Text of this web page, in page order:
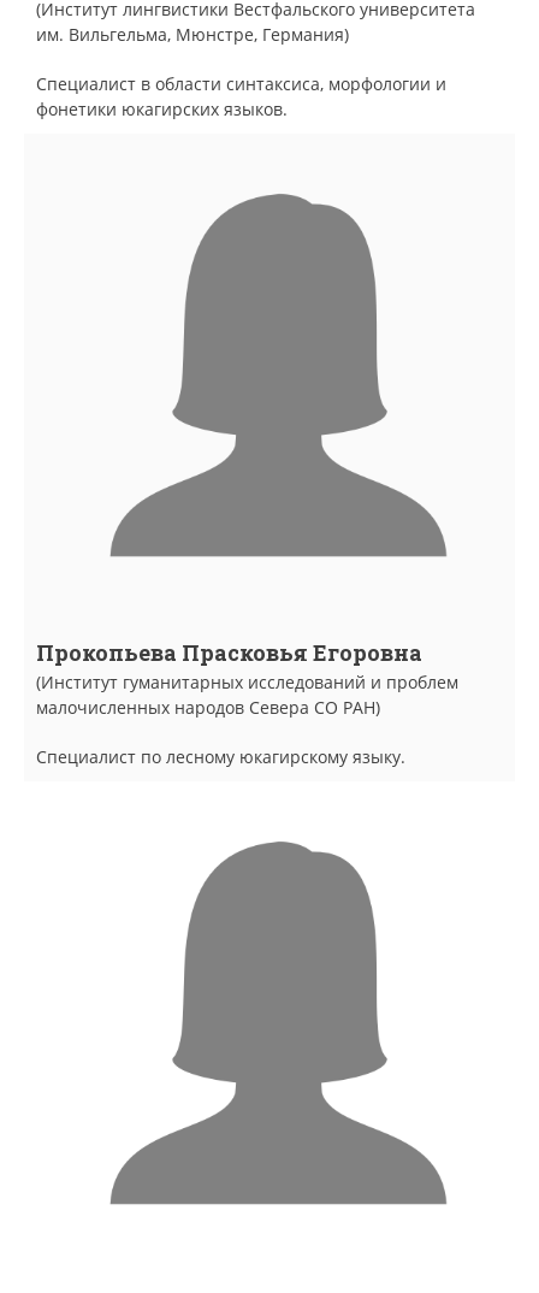
(Институт лингвистики Вестфальского университета
им. Вильгельма, Мюнстре, Германия)
Специалист в области синтаксиса, морфологии и
фонетики юкагирских языков.
Прокопьева Прасковья Егоровна
(Институт гуманитарных исследований и проблем
малочисленных народов Севера СО РАН)
Специалист по лесному юкагирскому языку.